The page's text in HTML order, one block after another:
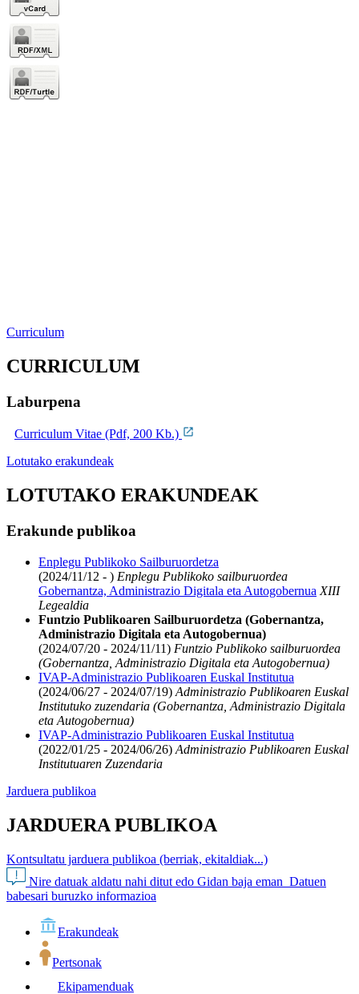
Curriculum
CURRICULUM
Laburpena
Curriculum Vitae (Pdf, 200 Kb.)
Lotutako erakundeak
LOTUTAKO ERAKUNDEAK
Erakunde publikoa
Enplegu Publikoko Sailburuordetza
(2024/11/12 - ) Enplegu Publikoko sailburuordea
Gobernantza, Administrazio Digitala eta Autogobernua XIII
Legealdia
Funtzio Publikoaren Sailburuordetza (Gobernantza,
Administrazio Digitala eta Autogobernua)
(2024/07/20 - 2024/11/11) Funtzio Publikoko sailburuordea
(Gobernantza, Administrazio Digitala eta Autogobernua)
IVAP-Administrazio Publikoaren Euskal Institutua
(2024/06/27 - 2024/07/19) Administrazio Publikoaren Euskal
Institutuko zuzendaria (Gobernantza, Administrazio Digitala
eta Autogobernua)
IVAP-Administrazio Publikoaren Euskal Institutua
(2022/01/25 - 2024/06/26) Administrazio Publikoaren Euskal
Institutuaren Zuzendaria
Jarduera publikoa
JARDUERA PUBLIKOA
Kontsultatu jarduera publikoa (berriak, ekitaldiak...)
Nire datuak aldatu nahi ditut edo Gidan baja eman Datuen
babesari buruzko informazioa
Erakundeak
Pertsonak
Ekipamenduak